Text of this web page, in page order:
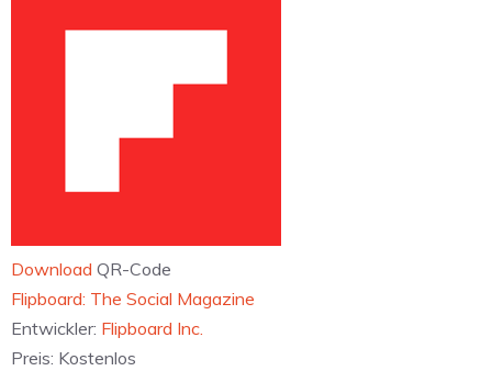
Download QR-Code
‎Flipboard: The Social Magazine
Entwickler: Flipboard Inc.
Preis: Kostenlos